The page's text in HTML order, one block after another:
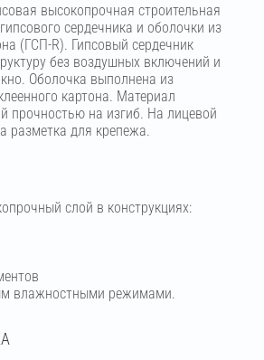
высокопрочная строительная
сердечника и оболочки из
(ГСП-R). Гипсовый сердечник
без воздушных включений и
Оболочка выполнена из
картона. Материал
прочностью на изгиб. На лицевой
разметка для крепежа.
слой в конструкциях:
влажностными режимами.